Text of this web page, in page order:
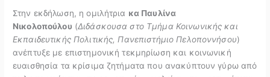
Στην εκδήλωση, η ομιλήτρια κα Παυλίνα
Νικολοπούλου (Διδάσκουσα στο Τμήμα Κοινωνικής και
Εκπαιδευτικής Πολιτικής, Πανεπιστήμιο Πελοποννήσου)
ανέπτυξε με επιστημονική τεκμηρίωση και κοινωνική
ευαισθησία τα κρίσιμα ζητήματα που ανακύπτουν γύρω από